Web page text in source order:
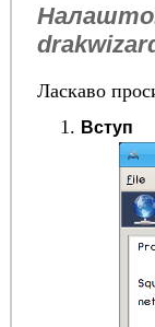
Ласкаво
Вступ